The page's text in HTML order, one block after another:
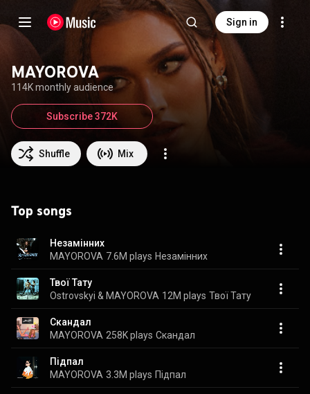
Sign in
MAYOROVA
114K monthly audience
Shuffle Mix
Subscribe 372K
Top songs
Незамінних
MAYOROVA 7.6M plays Незамінних
Твої Тату
Ostrovskyi & MAYOROVA 12M plays Твої Тату
Скандал
MAYOROVA 258K plays Скандал
Підпал
MAYOROVA 3.3M plays Підпал